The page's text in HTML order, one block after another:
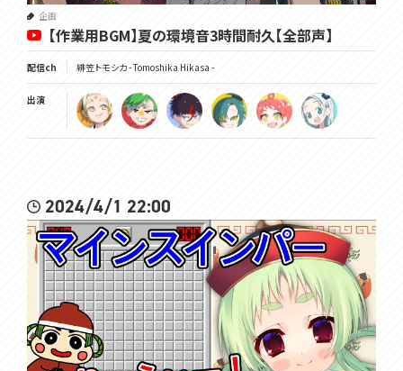
企画
【作業用BGM】夏の環境音3時間耐久【全部声】
配信ch 緋笠トモシカ - Tomoshika Hikasa -
出演
2024/4/1 22:00